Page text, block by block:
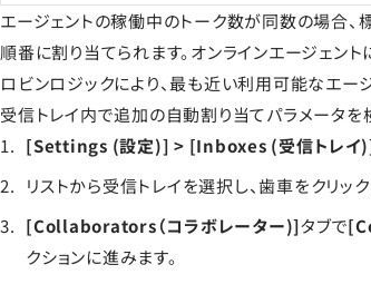
エージェントの稼働中のトーク数が同数の場合、
順番に割り当てられます。オンラインエージェン
ロビンロジックにより、最も近い利用可能なエー
受信トレイ内で追加の自動割り当てパラメータを
[Settings (設定)] > [Inboxes (受信トレイ
リストから受信トレイを選択し、歯車をクリック
[Collaborators（コラボレーター)]タブで
クションに進みます。